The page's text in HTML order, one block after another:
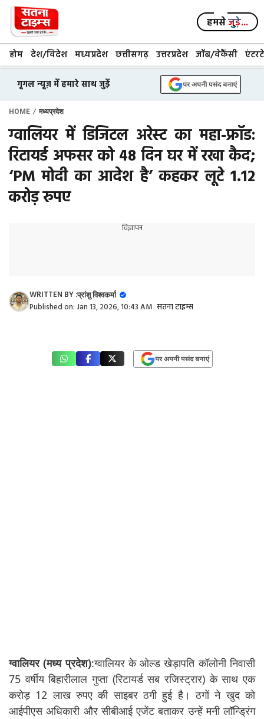
Skip
content
हमसेजुड़े...
होम देश/विदेश मध्यप्रदेश छत्तीसगढ़ उत्तरप्रदेश जॉब/वेकैंसी
गूगल न्यूज़ में हमारे साथ जुड़ें
HOME / मध्यप्रदेश
ग्वालियर में डिजिटल अरेस्ट का महा-फ्रॉड:
रिटायर्ड अफसर को 48 दिन घर में रखा कैद;
‘PM मोदी का आदेश है’ कहकर लूटे 1.12
करोड़ रुपए
विज्ञापन
WRITTEN BY :प्रांशु विश्वकर्मा
Published on:Jan 13, 2026, 10:43 AM सतना टाइम्स
ग्वालियर (मध्य प्रदेश):ग्वालियर के ओल्ड खेड़ापति कॉलोनी निवासी
75 वर्षीय बिहारीलाल गुप्ता (रिटायर्ड सब रजिस्ट्रार) के साथ एक
करोड़ 12 लाख रुपए की साइबर ठगी हुई है। ठगों ने खुद को
आईपीएस अधिकारी और सीबीआई एजेंट बताकर उन्हें मनी लॉन्ड्रिंग